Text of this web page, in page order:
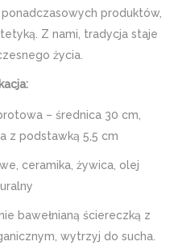
produktów,
Z nami, tradycja staje
życia.
– średnica 30 cm,
z podstawką 5,5 cm
ceramika, żywica, olej
bawełnianą ściereczką z
wytrzyj do sucha.